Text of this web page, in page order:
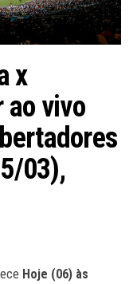
x
vivo
03),
Hoje (06) às